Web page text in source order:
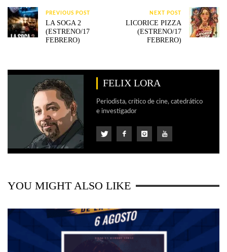
PREVIOUS POST
LA SOGA 2
(ESTRENO/17
FEBRERO)
NEXT POST
LICORICE PIZZA
(ESTRENO/17
FEBRERO)
FELIX LORA
Periodista, crítico de cine, catedrático
e investigador
YOU MIGHT ALSO LIKE